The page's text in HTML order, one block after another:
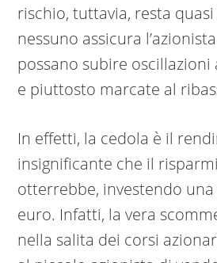
rischio, tuttavia, resta
nessuno assicura
possano subire
e piuttosto marcate al
In effetti, la cedola è il
insignificante che il
otterrebbe, investendo
euro. Infatti, la vera
nella salita dei corsi